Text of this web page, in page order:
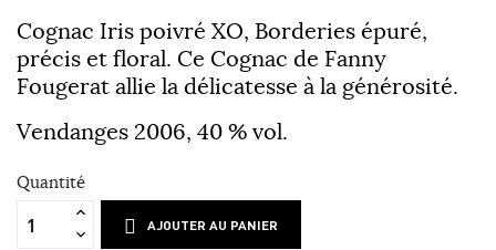
Cognac Iris poivré XO, Borderies épuré,
précis et floral. Ce Cognac de Fanny
Fougerat allie la délicatesse à la générosité.
Vendanges 2006, 40 % vol.
Quantité
AJOUTER AU PANIER